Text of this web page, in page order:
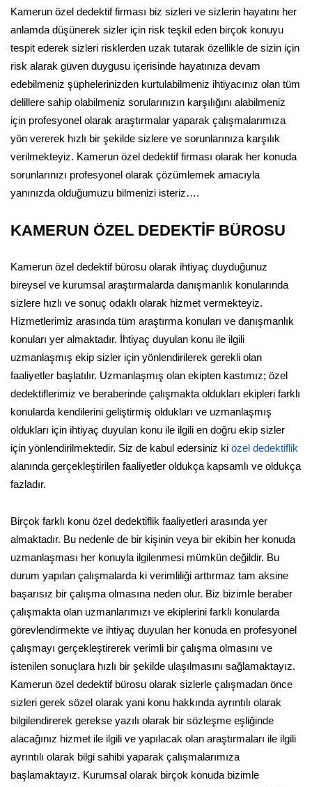
Kamerun özel dedektif firması biz sizleri ve sizlerin hayatını her
anlamda düşünerek sizler için risk teşkil eden birçok konuyu
tespit ederek sizleri risklerden uzak tutarak özellikle de sizin için
risk alarak güven duygusu içerisinde hayatınıza devam
edebilmeniz şüphelerinizden kurtulabilmeniz ihtiyacınız olan tüm
delillere sahip olabilmeniz sorularınızın karşılığını alabilmeniz
için profesyonel olarak araştırmalar yaparak çalışmalarımıza
yön vererek hızlı bir şekilde sizlere ve sorunlarınıza karşılık
verilmekteyiz. Kamerun özel dedektif firması olarak her konuda
sorunlarınızı profesyonel olarak çözümlemek amacıyla
yanınızda olduğumuzu bilmenizi isteriz….
KAMERUN ÖZEL DEDEKTİF BÜROSU
Kamerun özel dedektif bürosu olarak ihtiyaç duyduğunuz
bireysel ve kurumsal araştırmalarda danışmanlık konularında
sizlere hızlı ve sonuç odaklı olarak hizmet vermekteyiz.
Hizmetlerimiz arasında tüm araştırma konuları ve danışmanlık
konuları yer almaktadır. İhtiyaç duyulan konu ile ilgili
uzmanlaşmış ekip sizler için yönlendirilerek gerekli olan
faaliyetler başlatılır. Uzmanlaşmış olan ekipten kastımız; özel
dedektiflerimiz ve beraberinde çalışmakta oldukları ekipleri farklı
konularda kendilerini geliştirmiş oldukları ve uzmanlaşmış
oldukları için ihtiyaç duyulan konu ile ilgili en doğru ekip sizler
için yönlendirilmektedir. Siz de kabul edersiniz ki özel dedektiflik
alanında gerçekleştirilen faaliyetler oldukça kapsamlı ve oldukça
fazladır.
Birçok farklı konu özel dedektiflik faaliyetleri arasında yer
almaktadır. Bu nedenle de bir kişinin veya bir ekibin her konuda
uzmanlaşması her konuyla ilgilenmesi mümkün değildir. Bu
durum yapılan çalışmalarda ki verimliliği arttırmaz tam aksine
başarısız bir çalışma olmasına neden olur. Biz bizimle beraber
çalışmakta olan uzmanlarımızı ve ekiplerini farklı konularda
görevlendirmekte ve ihtiyaç duyulan her konuda en profesyonel
çalışmayı gerçekleştirerek verimli bir çalışma olmasını ve
istenilen sonuçlara hızlı bir şekilde ulaşılmasını sağlamaktayız.
Kamerun özel dedektif bürosu olarak sizlerle çalışmadan önce
sizleri gerek sözel olarak yani konu hakkında ayrıntılı olarak
bilgilendirerek gerekse yazılı olarak bir sözleşme eşliğinde
alacağınız hizmet ile ilgili ve yapılacak olan araştırmaları ile ilgili
ayrıntılı olarak bilgi sahibi yaparak çalışmalarımıza
başlamaktayız. Kurumsal olarak birçok konuda bizimle